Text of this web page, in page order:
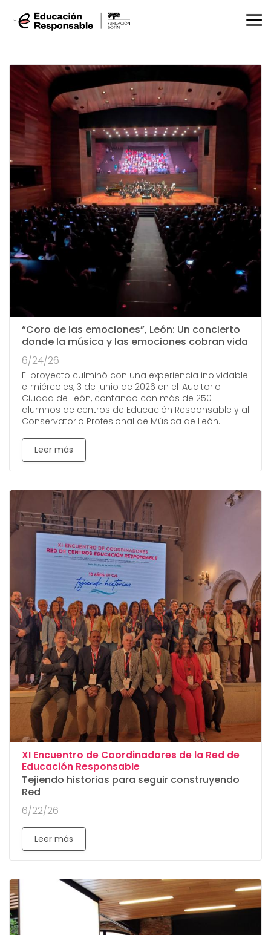
“Coro de las emociones”, León: Un concierto
donde la música y las emociones cobran vida
6/24/26
El proyecto culminó con una experiencia inolvidable
el miércoles, 3 de junio de 2026 en el Auditorio
Ciudad de León, contando con más de 250
alumnos de centros de Educación Responsable y al
Conservatorio Profesional de Música de León.
Leer más
XI Encuentro de Coordinadores de la Red de
Educación Responsable:
Tejiendo historias para seguir construyendo
Red
6/22/26
Leer más